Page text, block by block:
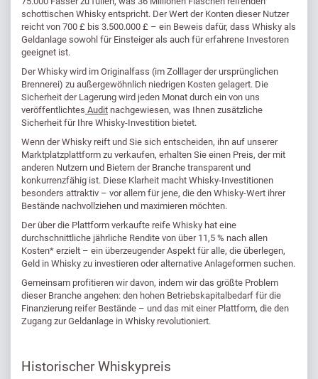
schottischen Whisky entspricht. Der Wert der Konten dieser Nutzer
reicht von 700 £ bis 3.500.000 £ – ein Beweis dafür, dass Whisky als
Geldanlage sowohl für Einsteiger als auch für erfahrene Investoren
geeignet ist.
Der Whisky wird im Originalfass (im Zolllager der ursprünglichen
Brennerei) zu außergewöhnlich niedrigen Kosten gelagert. Die
Sicherheit der Lagerung wird jeden Monat durch ein von uns
veröffentlichtes Audit nachgewiesen, was Ihnen zusätzliche
Sicherheit für Ihre Whisky-Investition bietet.
Wenn der Whisky reift und Sie sich entscheiden, ihn auf unserer
Marktplatzplattform zu verkaufen, erhalten Sie einen Preis, der mit
anderen Nutzern und Bietern der Branche transparent und
konkurrenzfähig ist. Diese Klarheit macht Whisky-Investitionen
besonders attraktiv – vor allem für jene, die den Whisky-Wert ihrer
Bestände nachvollziehen und maximieren möchten.
Der über die Plattform verkaufte reife Whisky hat eine
durchschnittliche jährliche Rendite von über 11,5 % nach allen
Kosten* erzielt – ein überzeugender Aspekt für alle, die überlegen,
Geld in Whisky zu investieren oder alternative Anlageformen suchen.
Gemeinsam profitieren wir davon, indem wir das größte Problem
dieser Branche angehen: den hohen Betriebskapitalbedarf für die
Finanzierung reifer Bestände – und das mit einer Plattform, die den
Zugang zur Geldanlage in Whisky revolutioniert.
Historischer Whiskypreis